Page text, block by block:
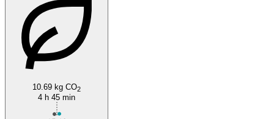
10.69 kg CO2
4 h 45 min